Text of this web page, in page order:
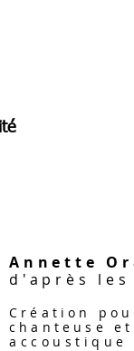
Annette
d'après
Création
chanteuse
accoustique